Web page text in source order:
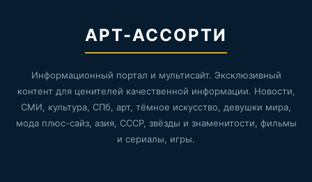
АРТ-АССОРТИ
Информационный портал и мультисайт. Эксклюзивный
контент для ценителей качественной информации. Новости,
СМИ, культура, СПб, арт, тёмное искусство, девушки мира,
мода плюс-сайз, азия, СССР, звёзды и знаменитости, фильмы
и сериалы, игры.